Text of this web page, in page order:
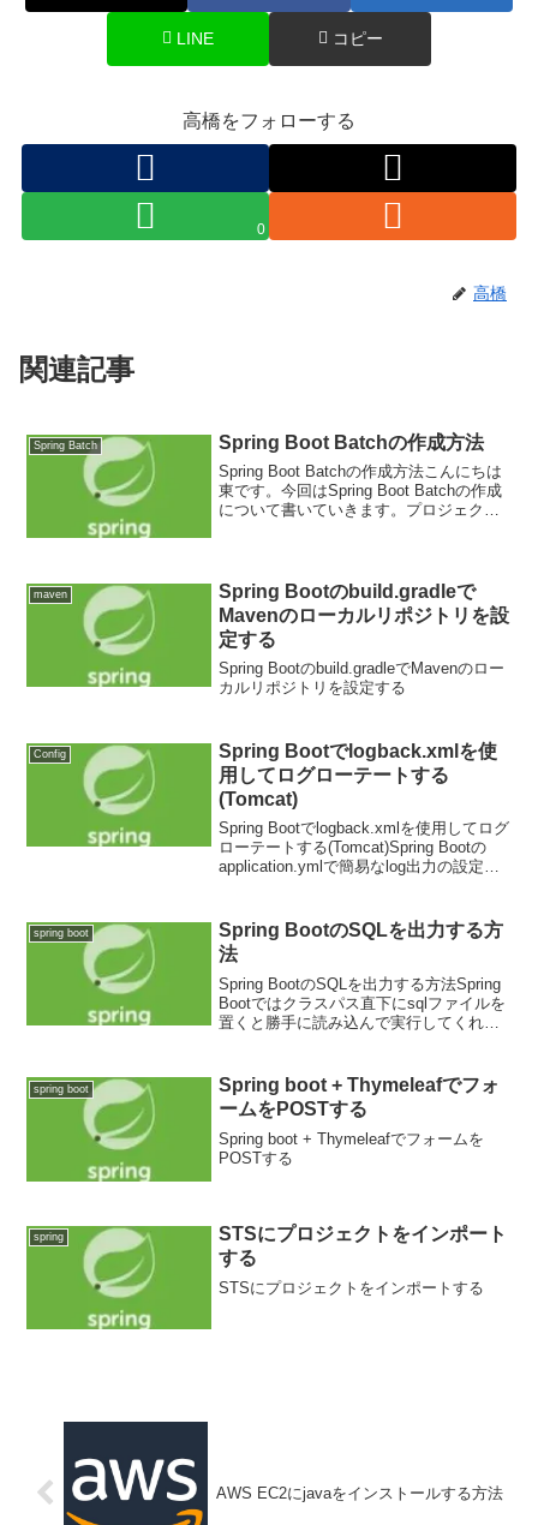
LINE コピー
高橋をフォローする
0
高橋
関連記事
Spring Batch Spring Boot Batchの作成方法
Spring Boot Batchの作成方法こんにちは
東です。今回はSpring Boot Batchの作成
について書いていきます。プロジェクト
maven
Spring Bootのbuild.gradleで
Mavenのローカルリポジトリを設
定する
Spring Bootのbuild.gradleでMavenのロー
カルリポジトリを設定する
Config
Spring Bootでlogback.xmlを使
用してログローテートする
(Tomcat)
Spring Bootでlogback.xmlを使用してログ
ローテートする(Tomcat)Spring Bootの
application.ymlで簡易なlog出力の設定が
spring boot
Spring BootのSQLを出力する方
法
Spring BootのSQLを出力する方法Spring
Bootではクラスパス直下にsqlファイルを
置くと勝手に読み込んで実行してくれる
「src/main/resou...
spring boot
Spring boot + Thymeleafでフォ
ームをPOSTする
Spring boot + Thymeleafでフォームを
POSTする
spring
STSにプロジェクトをインポート
する
STSにプロジェクトをインポートする
AWS EC2にjavaをインストールする方法